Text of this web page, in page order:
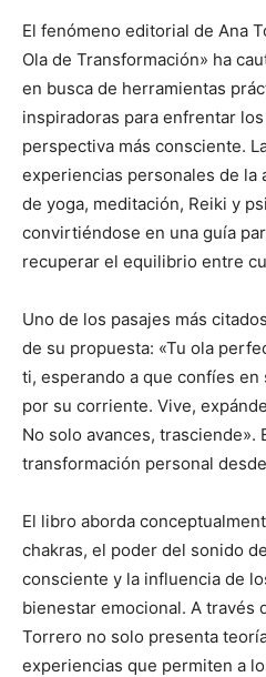
El fenómeno editorial de Ana
Ola de Transformación» ha
en busca de herramientas
inspiradoras para enfrentar
perspectiva más consciente.
experiencias personales de la
de yoga, meditación, Reiki y
convirtiéndose en una guía
recuperar el equilibrio entre
Uno de los pasajes más
de su propuesta: «Tu ola
ti, esperando a que confíes
por su corriente. Vive,
No solo avances, trasciende».
transformación personal
El libro aborda
chakras, el poder del sonido
consciente y la influencia de
bienestar emocional. A través
Torrero no solo presenta
experiencias que permiten a